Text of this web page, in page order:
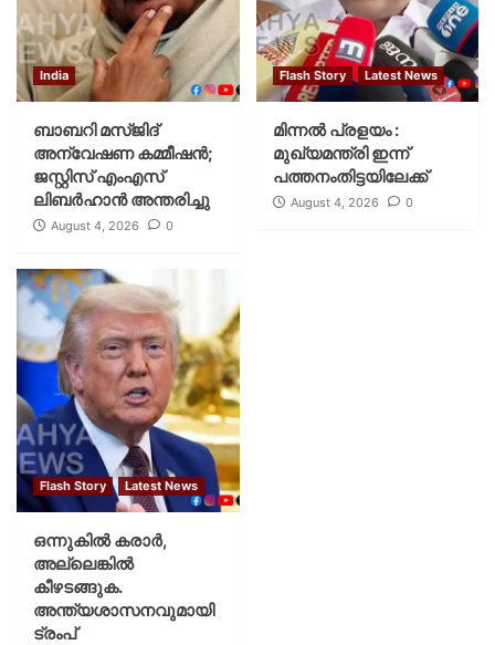
India
ബാബറി മസ്ജിദ്
അന്വേഷണ കമ്മീഷന്‍;
ജസ്റ്റിസ് എംഎസ്
ലിബര്‍ഹാന്‍ അന്തരിച്ചു
August 4, 2026 0
Flash Story Latest News
മിന്നല്‍ പ്രളയം :
മുഖ്യമന്ത്രി ഇന്ന്
പത്തനംതിട്ടയിലേക്ക്
August 4, 2026 0
Flash Story Latest News
ഒന്നുകില്‍ കരാര്‍,
അല്ലെങ്കില്‍
കീഴടങ്ങുക.
അന്ത്യശാസനവുമായി
ട്രംപ്